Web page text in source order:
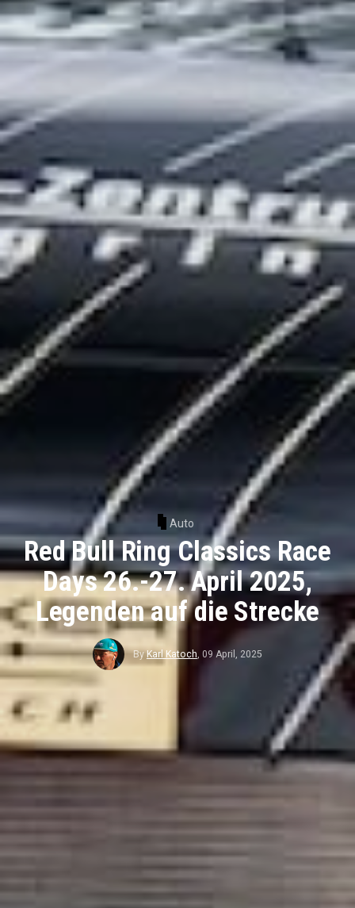
Auto
Red Bull Ring Classics Race
Days 26.-27. April 2025,
Legenden auf die Strecke
ByKarl Katoch, 09 April, 2025